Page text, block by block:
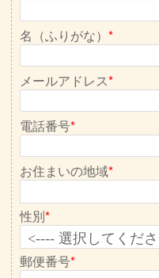
名（ふりがな） *
メールアドレス*
電話番号*
お住まいの地域*
性別*
郵便番号*